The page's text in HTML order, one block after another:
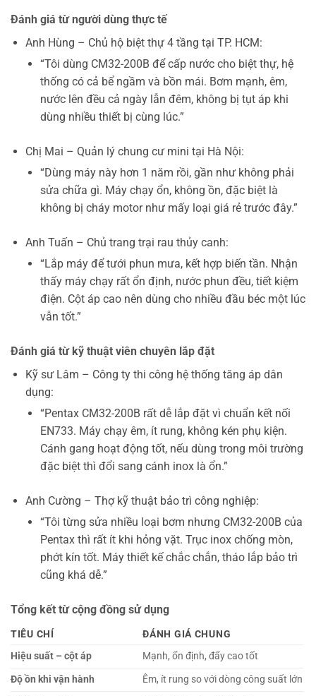
Đánh giá từ người dùng thực tế
Anh Hùng – Chủ hộ biệt thự 4 tầng tại TP. HCM:
“Tôi dùng CM32-200B để cấp nước cho biệt thự, hệ
thống có cả bể ngầm và bồn mái. Bơm mạnh, êm,
nước lên đều cả ngày lẫn đêm, không bị tụt áp khi
dùng nhiều thiết bị cùng lúc.”
Chị Mai – Quản lý chung cư mini tại Hà Nội:
“Dùng máy này hơn 1 năm rồi, gần như không phải
sửa chữa gì. Máy chạy ổn, không ồn, đặc biệt là
không bị cháy motor như mấy loại giá rẻ trước đây.”
Anh Tuấn – Chủ trang trại rau thủy canh:
“Lắp máy để tưới phun mưa, kết hợp biến tần. Nhận
thấy máy chạy rất ổn định, nước phun đều, tiết kiệm
điện. Cột áp cao nên dùng cho nhiều đầu béc một lúc
vẫn tốt.”
Đánh giá từ kỹ thuật viên chuyên lắp đặt
Kỹ sư Lâm – Công ty thi công hệ thống tăng áp dân
dụng:
“Pentax CM32-200B rất dễ lắp đặt vì chuẩn kết nối
EN733. Máy chạy êm, ít rung, không kén phụ kiện.
Cánh gang hoạt động tốt, nếu dùng trong môi trường
đặc biệt thì đổi sang cánh inox là ổn.”
Anh Cường – Thợ kỹ thuật bảo trì công nghiệp:
“Tôi từng sửa nhiều loại bơm nhưng CM32-200B của
Pentax thì rất ít khi hỏng vặt. Trục inox chống mòn,
phớt kín tốt. Máy thiết kế chắc chắn, tháo lắp bảo trì
cũng khá dễ.”
Tổng kết từ cộng đồng sử dụng
TIÊU CHÍ
ĐÁNH GIÁ CHUNG
Hiệu suất – cột áp
Mạnh, ổn định, đẩy cao tốt
Độ ồn khi vận hành
Êm, ít rung so với dòng công suất lớn